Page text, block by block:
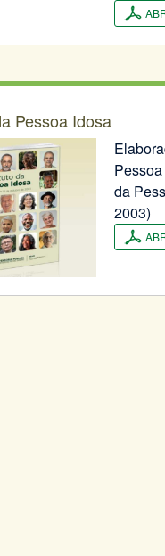
Pessoa Idosa
da
2003)